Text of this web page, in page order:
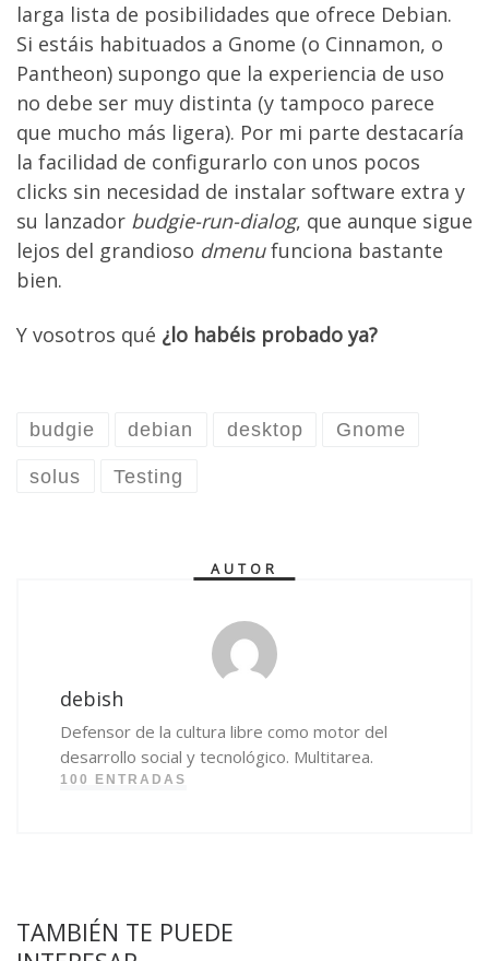
larga lista de posibilidades que ofrece Debian.
Si estáis habituados a Gnome (o Cinnamon, o
Pantheon) supongo que la experiencia de uso
no debe ser muy distinta (y tampoco parece
que mucho más ligera). Por mi parte destacaría
la facilidad de configurarlo con unos pocos
clicks sin necesidad de instalar software extra y
su lanzador budgie-run-dialog, que aunque sigue
lejos del grandioso dmenufunciona bastante
bien.
Y vosotros qué ¿lo habéis probado ya?
budgie debian desktop Gnome
solus Testing
AUTOR
debish
Defensor de la cultura libre como motor del
desarrollo social y tecnológico. Multitarea.
100 ENTRADAS
TAMBIÉN TE PUEDE